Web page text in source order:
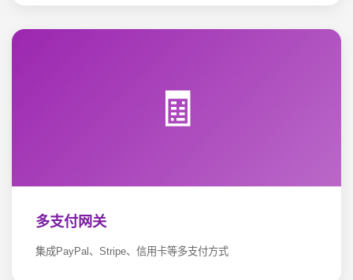
🧾
多支付网关
集成PayPal、Stripe、信用卡等多支付方式